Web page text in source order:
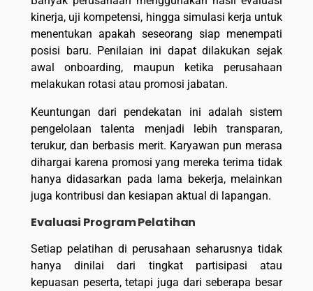
kinerja, uji kompetensi, hingga simulasi kerja untuk
menentukan apakah seseorang siap menempati
posisi baru. Penilaian ini dapat dilakukan sejak
awal onboarding, maupun ketika perusahaan
melakukan rotasi atau promosi jabatan.
Keuntungan dari pendekatan ini adalah sistem
pengelolaan talenta menjadi lebih transparan,
terukur, dan berbasis merit. Karyawan pun merasa
dihargai karena promosi yang mereka terima tidak
hanya didasarkan pada lama bekerja, melainkan
juga kontribusi dan kesiapan aktual di lapangan.
Evaluasi Program Pelatihan
Setiap pelatihan di perusahaan seharusnya tidak
hanya dinilai dari tingkat partisipasi atau
kepuasan peserta, tetapi juga dari seberapa besar